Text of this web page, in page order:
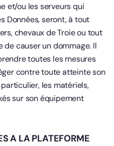
et/ou les serveurs qui
Données, seront, à tout
chevaux de Troie ou tout
causer un dommage. Il
toutes les mesures
contre toute atteinte son
les matériels,
sur son équipement
A LA PLATEFORME